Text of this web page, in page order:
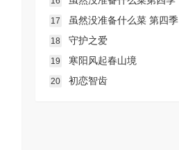
17 虽然没准备什么菜 第四季
18 守护之爱
19 寒阳风起春山境
20 初恋智齿